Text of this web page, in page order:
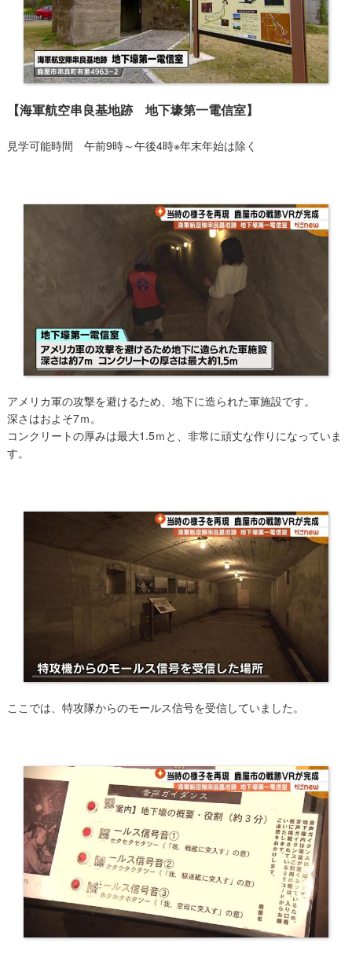
【​海軍航空串良基地跡 地下壕第一電信室】
見学可能時間 午前9時～午後4時※年末年始は除く
アメリカ軍の攻撃を避けるため、地下に造られた軍施設です。
深さはおよそ7ｍ。
コンクリートの厚みは最大1.5ｍと、非常に頑丈な作りになっていま
す。
ここでは、特攻隊からのモールス信号を受信していました。